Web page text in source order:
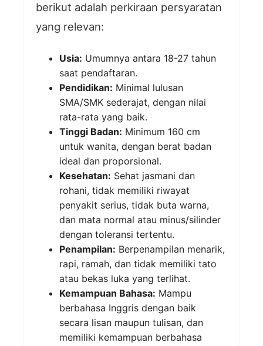
berikut adalah perkiraan persyaratan
yang relevan:
Usia: Umumnya antara 18-27 tahun
saat pendaftaran.
Pendidikan: Minimal lulusan
SMA/SMK sederajat, dengan nilai
rata-rata yang baik.
Tinggi Badan: Minimum 160 cm
untuk wanita, dengan berat badan
ideal dan proporsional.
Kesehatan: Sehat jasmani dan
rohani, tidak memiliki riwayat
penyakit serius, tidak buta warna,
dan mata normal atau minus/silinder
dengan toleransi tertentu.
Penampilan: Berpenampilan menarik,
rapi, ramah, dan tidak memiliki tato
atau bekas luka yang terlihat.
Kemampuan Bahasa: Mampu
berbahasa Inggris dengan baik
secara lisan maupun tulisan, dan
memiliki kemampuan berbahasa